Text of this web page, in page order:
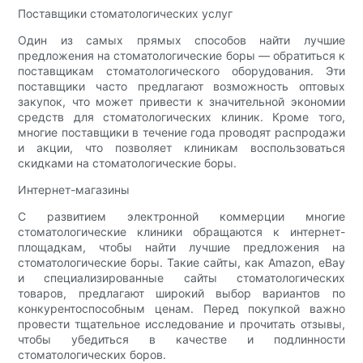
Поставщики стоматологических услуг
Один из самых прямых способов найти лучшие
предложения на стоматологические боры — обратиться к
поставщикам стоматологического оборудования. Эти
поставщики часто предлагают возможность оптовых
закупок, что может привести к значительной экономии
средств для стоматологических клиник. Кроме того,
многие поставщики в течение года проводят распродажи
и акции, что позволяет клиникам воспользоваться
скидками на стоматологические боры.
Интернет-магазины
С развитием электронной коммерции многие
стоматологические клиники обращаются к интернет-
площадкам, чтобы найти лучшие предложения на
стоматологические боры. Такие сайты, как Amazon, eBay
и специализированные сайты стоматологических
товаров, предлагают широкий выбор вариантов по
конкурентоспособным ценам. Перед покупкой важно
провести тщательное исследование и прочитать отзывы,
чтобы убедиться в качестве и подлинности
стоматологических боров.